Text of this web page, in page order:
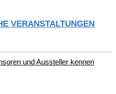
VERANSTALTUNGEN
und Aussteller kennen